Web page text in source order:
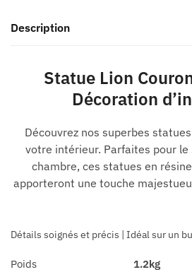
Description
Statue Lion
Décoration
Découvrez nos superbes
votre intérieur. Parfaites pour le
chambre, ces statues en
apporteront une touche
Détails soignés et précis | Idéal sur un
Poids
1.2kg